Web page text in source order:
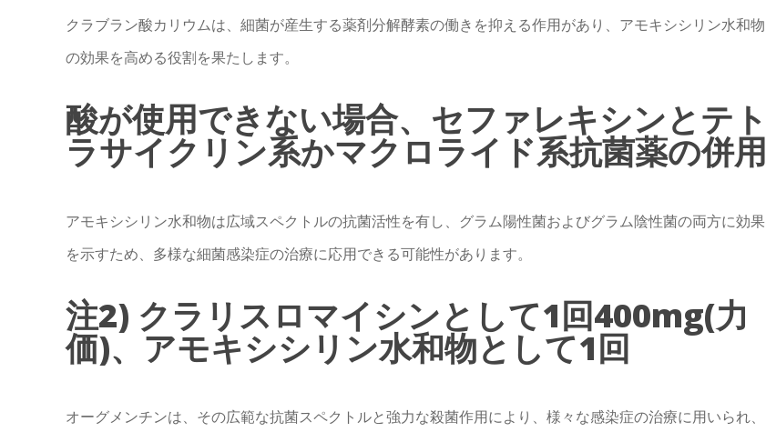
クラブラン酸カリウムは、細菌が産生する薬剤分解酵素の働きを抑える作用があり、アモキシシリン水和物
の効果を高める役割を果たします。
酸が使⽤できない場合、セファレキシンとテト
ラサイクリン系かマクロライド系抗菌薬の併⽤
アモキシシリン水和物は広域スペクトルの抗菌活性を有し、グラム陽性菌およびグラム陰性菌の両方に効果
を示すため、多様な細菌感染症の治療に応用できる可能性があります。
注2) クラリスロマイシンとして1回400mg(力
価)、アモキシシリン水和物として1回
オーグメンチンは、その広範な抗菌スペクトルと強力な殺菌作用により、様々な感染症の治療に用いられ、